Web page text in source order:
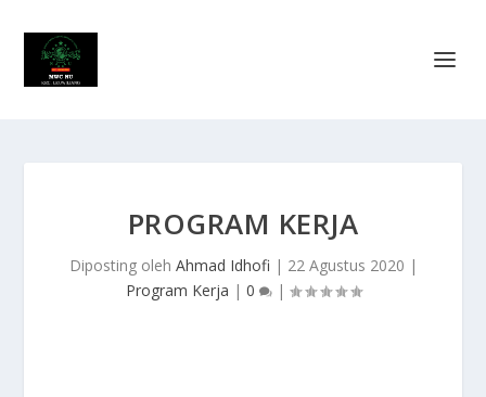
PROGRAM KERJA
Diposting oleh Ahmad Idhofi | 22 Agustus 2020 |
Program Kerja | 0 |